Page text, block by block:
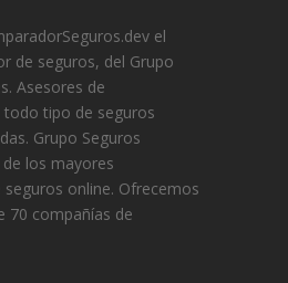
el
de seguros, del Grupo
Asesores de
todo tipo de seguros
Grupo Seguros
los mayores
online. Ofrecemos
70 compañías de